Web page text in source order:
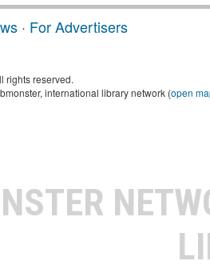
· For Advertisers
rights reserved.
international library network (open